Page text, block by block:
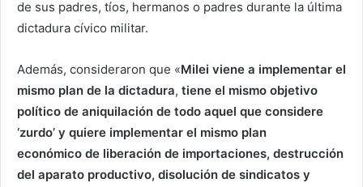
de sus padres, tíos, hermanos o padres durante la última
dictadura cívico militar.
Además, consideraron que «Milei viene a implementar el
mismo plan de la dictadura, tiene el mismo objetivo
político de aniquilación de todo aquel que considere
‘zurdo’ y quiere implementar el mismo plan
económico de liberación de importaciones, destrucción
del aparato productivo, disolución de sindicatos y